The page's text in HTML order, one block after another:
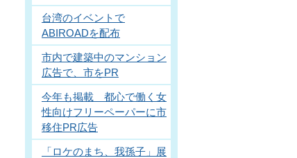
台湾のイベントで
ABIROADを配布
市内で建築中のマンション
広告で、市をPR
今年も掲載 都心で働く女
性向けフリーペーパーに市
移住PR広告
「ロケのまち、我孫子」展